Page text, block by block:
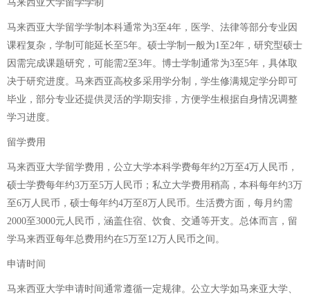
马来西亚大学留学学制
马来西亚大学留学学制本科通常为3至4年，医学、法律等部分专业因
课程复杂，学制可能延长至5年。硕士学制一般为1至2年，研究型硕士
因需完成课题研究，可能需2至3年。博士学制通常为3至5年，具体取
决于研究进度。马来西亚高校多采用学分制，学生修满规定学分即可
毕业，部分专业还提供灵活的学期安排，方便学生根据自身情况调整
学习进度。
留学费用
马来西亚大学留学费用，公立大学本科学费每年约2万至4万人民币，
硕士学费每年约3万至5万人民币；私立大学费用稍高，本科每年约3万
至6万人民币，硕士每年约4万至8万人民币。生活费方面，每月约需
2000至3000元人民币，涵盖住宿、饮食、交通等开支。总体而言，留
学马来西亚每年总费用约在5万至12万人民币之间。
申请时间
马来西亚大学申请时间通常遵循一定规律。公立大学如马来亚大学、